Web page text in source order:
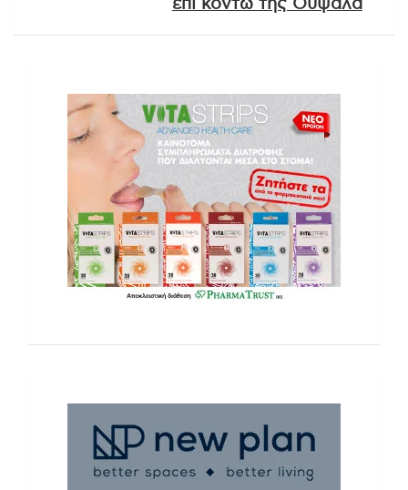
επί κοντώ της Ουψάλα